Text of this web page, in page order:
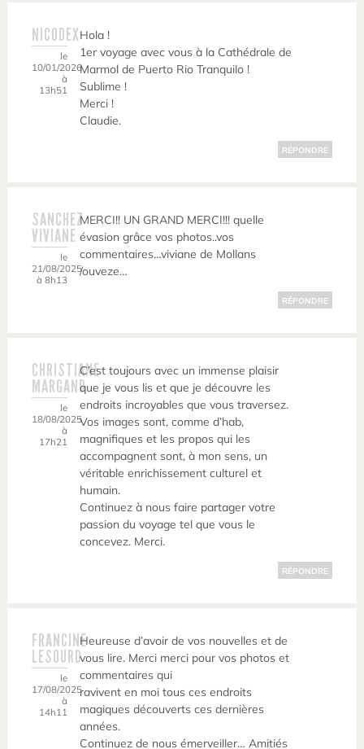
NICODEX
le
10/01/2026
à
13h51
Hola !
1er voyage avec vous à la Cathédrale de
Marmol de Puerto Rio Tranquilo !
Sublime !
Merci !
Claudie.
RÉPONDRE
SANCHEZ
VIVIANE
le
21/08/2025
à 8h13
MERCI!! UN GRAND MERCI!!! quelle
évasion grâce vos photos..vos
commentaires…viviane de Mollans
/ouveze…
RÉPONDRE
CHRISTIANE
MARGAND
le
18/08/2025
à
17h21
C’est toujours avec un immense plaisir
que je vous lis et que je découvre les
endroits incroyables que vous traversez.
Vos images sont, comme d’hab,
magnifiques et les propos qui les
accompagnent sont, à mon sens, un
véritable enrichissement culturel et
humain.
Continuez à nous faire partager votre
passion du voyage tel que vous le
concevez. Merci.
RÉPONDRE
FRANCINE
LESOURD
le
17/08/2025
à
14h11
Heureuse d’avoir de vos nouvelles et de
vous lire. Merci merci pour vos photos et
commentaires qui
ravivent en moi tous ces endroits
magiques découverts ces dernières
années.
Continuez de nous émerveiller… Amitiés